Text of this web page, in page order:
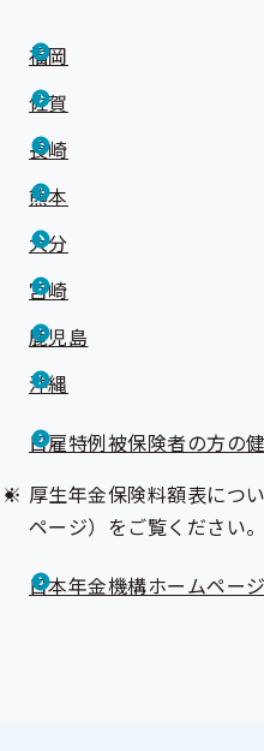
福岡
佐賀
長崎
熊本
大分
宮崎
鹿児島
沖縄
日雇特例被保険者の方の
厚生年金保険料額表につ
ページ）をご覧ください。
日本年金機構ホームページ